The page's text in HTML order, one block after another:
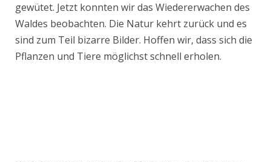
gewütet. Jetzt konnten wir das Wiedererwachen des
Waldes beobachten. Die Natur kehrt zurück und es
sind zum Teil bizarre Bilder. Hoffen wir, dass sich die
Pflanzen und Tiere möglichst schnell erholen.